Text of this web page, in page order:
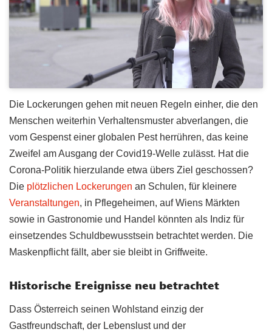
Die Lockerungen gehen mit neuen Regeln einher, die den
Menschen weiterhin Verhaltensmuster abverlangen, die
vom Gespenst einer globalen Pest herrühren, das keine
Zweifel am Ausgang der Covid19-Welle zulässt. Hat die
Corona-Politik hierzulande etwa übers Ziel geschossen?
Die plötzlichen Lockerungen an Schulen, für kleinere
Veranstaltungen, in Pflegeheimen, auf Wiens Märkten
sowie in Gastronomie und Handel könnten als Indiz für
einsetzendes Schuldbewusstsein betrachtet werden. Die
Maskenpflicht fällt, aber sie bleibt in Griffweite.
Historische Ereignisse neu betrachtet
Dass Österreich seinen Wohlstand einzig der
Gastfreundschaft, der Lebenslust und der